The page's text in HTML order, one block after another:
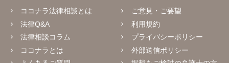
ココナラ法律相談とは
法律Q&A
法律相談コラム
ココナラとは
ご意見・ご要望
利用規約
プライバシーポリシー
外部送信ポリシー